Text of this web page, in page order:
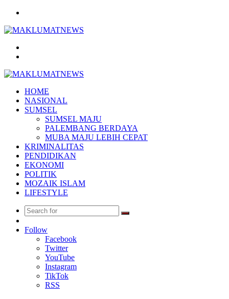
HOME
NASIONAL
SUMSEL
SUMSEL MAJU
PALEMBANG BERDAYA
MUBA MAJU LEBIH CEPAT
KRIMINALITAS
PENDIDIKAN
EKONOMI
POLITIK
MOZAIK ISLAM
LIFESTYLE
Search
Article
Follow
Facebook
Twitter
YouTube
Instagram
TikTok
RSS